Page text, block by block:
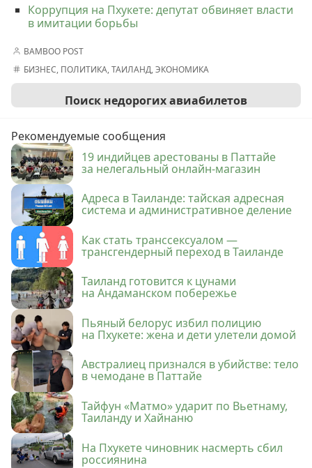
Коррупция на Пхукете: депутат обвиняет власти
в имитации борьбы
BAMBOO POST
БИЗНЕС, ПОЛИТИКА,ТАИЛАНД,ЭКОНОМИКА
Поиск недорогих авиабилетов
Рекомендуемые сообщения
19 индийцев арестованы в Паттайе
за нелегальный онлайн-магазин
Адреса в Таиланде: тайская адресная
система и административное деление
Как стать транссексуалом —
трансгендерный переход в Таиланде
Таиланд готовится к цунами
на Андаманском побережье
Пьяный белорус избил полицию
на Пхукете: жена и дети улетели домой
Австралиец признался в убийстве: тело
в чемодане в Паттайе
Тайфун «Матмо» ударит по Вьетнаму,
Таиланду и Хайнаню
На Пхукете чиновник насмерть сбил
россиянина